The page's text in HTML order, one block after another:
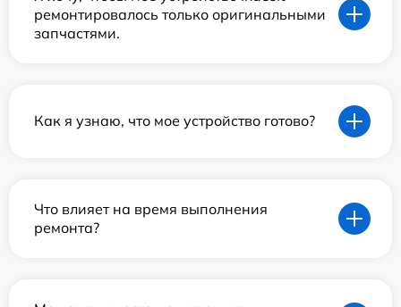
ремонтировалось только оригинальными
запчастями.
Как я узнаю, что мое устройство готово?
Что влияет на время выполнения
ремонта?